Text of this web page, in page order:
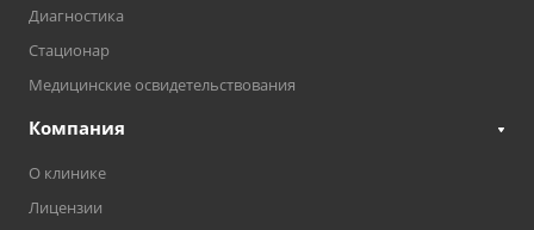
Диагностика
Стационар
Медицинские освидетельствования
Компания
О клинике
Лицензии